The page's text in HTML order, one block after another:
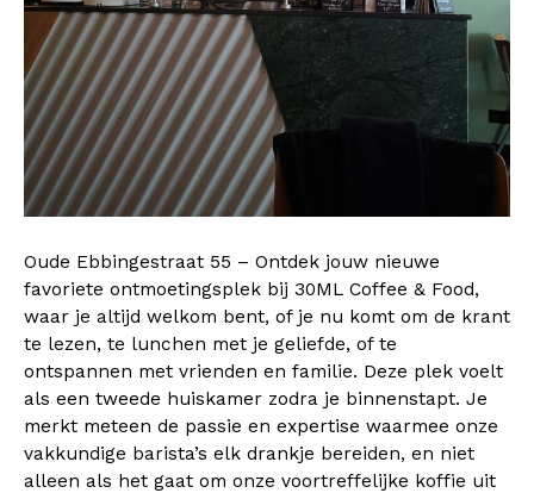
Oude Ebbingestraat 55 – Ontdek jouw nieuwe
favoriete ontmoetingsplek bij 30ML Coffee & Food,
waar je altijd welkom bent, of je nu komt om de krant
te lezen, te lunchen met je geliefde, of te
ontspannen met vrienden en familie. Deze plek voelt
als een tweede huiskamer zodra je binnenstapt. Je
merkt meteen de passie en expertise waarmee onze
vakkundige barista’s elk drankje bereiden, en niet
alleen als het gaat om onze voortreffelijke koffie uit